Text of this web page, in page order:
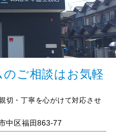
ご相談はお気軽
切・丁寧を心がけて対応させ
中区福田863-77